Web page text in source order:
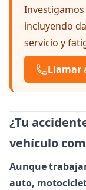
incluyendo
servicio y
Llamar
¿Tu
vehículo
Aunque
auto,